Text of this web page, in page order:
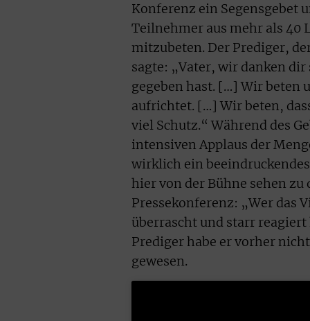
Konferenz ein Segensgebet
Teilnehmer aus mehr als 40
mitzubeten. Der Prediger,
sagte: „Vater, wir danken
gegeben hast. […] Wir beten
aufrichtet. […] Wir beten,
viel Schutz.“ Während des
intensiven Applaus der
wirklich ein
hier von der Bühne sehen
Pressekonferenz: „Wer das
überrascht und starr
Prediger habe er vorher
gewesen.